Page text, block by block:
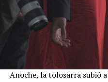
Anoche, la tolosarra subió